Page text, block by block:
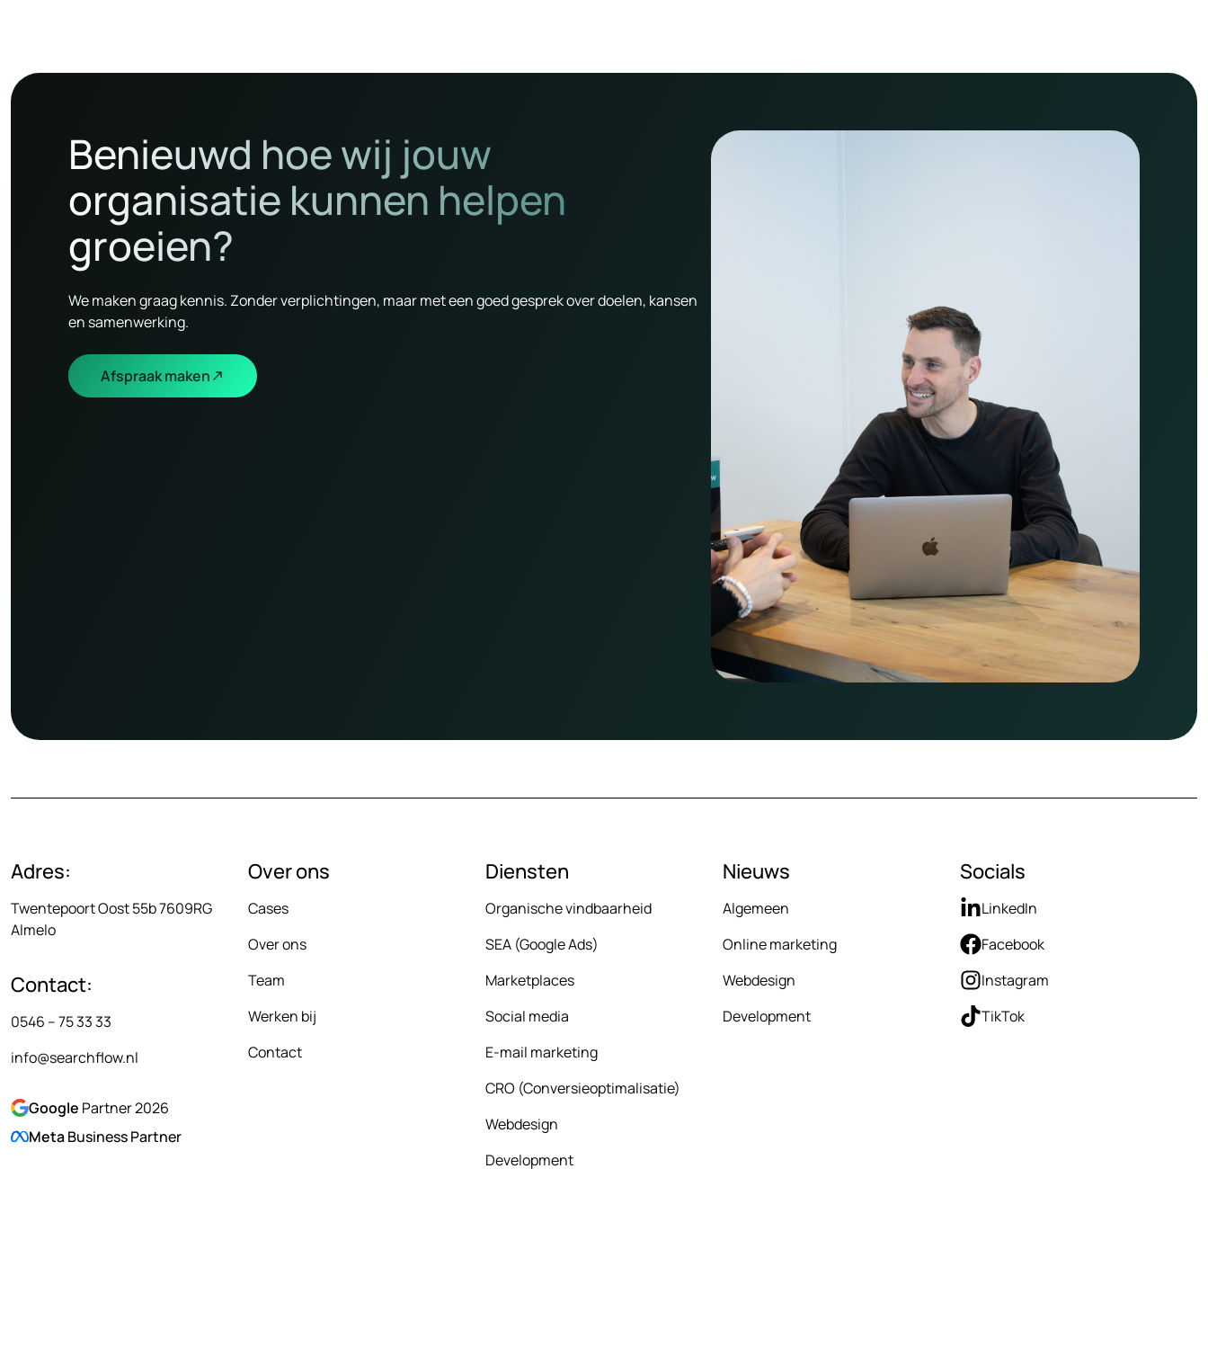
Benieuwd hoe wij jouw
organisatie kunnen helpen
groeien?
We maken graag kennis. Zonder verplichtingen, maar met een goed gesprek over doelen, kansen
en samenwerking.
Afspraak maken
Adres:
Twentepoort Oost 55b 7609RG
Almelo
Contact:
0546 – 75 33 33
info@searchflow.nl
Google Partner 2026
MetaBusiness Partner
Over ons
Cases
Over ons
Team
Werken bij
Contact
Diensten
Organische vindbaarheid
SEA (Google Ads)
Marketplaces
Social media
E-mail marketing
CRO (Conversieoptimalisatie)
Webdesign
Development
Nieuws
Algemeen
Online marketing
Webdesign
Development
Socials
LinkedIn
Facebook
Instagram
TikTok